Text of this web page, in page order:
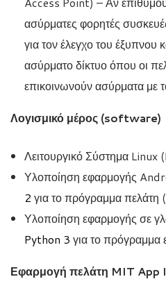
ασύρματες φορητές
για τον έλεγχο του έξυπνου
ασύρματο δίκτυο όπου οι
επικοινωνούν ασύρματα με
Λογισμικό μέρος (software)
Λειτουργικό Σύστημα Linux (
Υλοποίηση εφαρμογής
2 για το πρόγραμμα πελάτη
Υλοποίηση εφαρμογής σε
Python 3 για το πρόγραμμα
Εφαρμογή πελάτη MIT